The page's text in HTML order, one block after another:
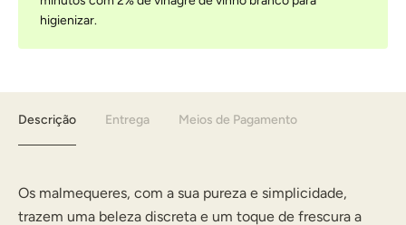
higienizar.
Descrição Entrega Meios de Pagamento
Os malmequeres, com a sua pureza e simplicidade,
trazem uma beleza discreta e um toque de frescura a